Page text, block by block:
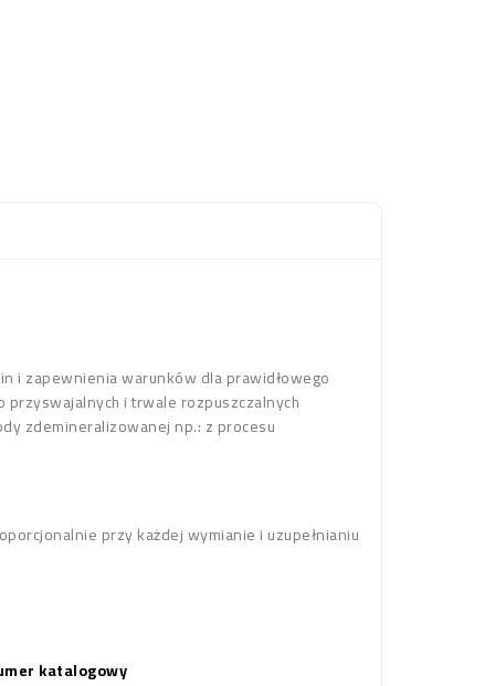
i zapewnienia warunków dla prawidłowego
przyswajalnych i trwale rozpuszczalnych
zdemineralizowanej np.: z procesu
przy każdej wymianie i uzupełnianiu
katalogowy